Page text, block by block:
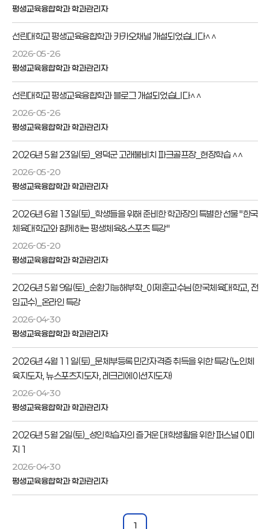
평생교육융합학과 학과관리자
선린대학교 평생교육융합학과 카카오채널 개설되었습니다^^
2026-05-26
평생교육융합학과 학과관리자
선린대학교 평생교육융합학과 블로그 개설되었습니다^^
2026-05-26
평생교육융합학과 학과관리자
2026년 5월 23일(토)_영덕군 고래불비치 파크골프장_현장학습 ^^
2026-05-20
평생교육융합학과 학과관리자
2026년 6월 13일(토)_학생들을 위해 준비한 학과장의 특별한 선물 "한국
체육대학교와 함께하는 평생체육&스포츠 특강"
2026-05-20
평생교육융합학과 학과관리자
2026년 5월 9일(토)_순환기능해부학_이제훈교수님(한국체육대학교, 전
임교수)_온라인 특강
2026-04-30
평생교육융합학과 학과관리자
2026년 4월 11일(토)_문체부등록 민간자격증 취득을 위한 특강(노인체
육지도자, 뉴스포츠지도자, 레크리에이션지도자)
2026-04-30
평생교육융합학과 학과관리자
2026년 5월 2일(토)_성인학습자의 즐거운 대학생활을 위한 퍼스널 이미
지 1
2026-04-30
평생교육융합학과 학과관리자
1